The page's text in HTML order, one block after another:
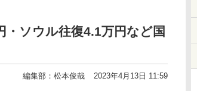
ソウル往復4.1万円など国
編集部：松本俊哉 2023年4月13日 11:59